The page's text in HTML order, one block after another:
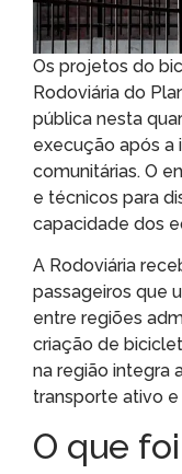
Os projetos do
Rodoviária do
pública nesta
execução após a
comunitárias. O
e técnicos para
capacidade dos
A Rodoviária
passageiros que
entre regiões
criação de
na região integra
transporte ativo
O que